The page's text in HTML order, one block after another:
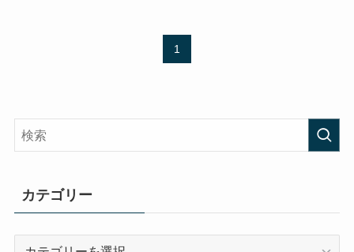
1
カテゴリー